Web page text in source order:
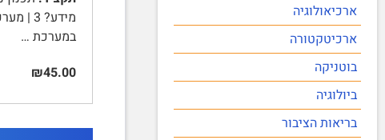
ארכיאולוגיה
ארכיטקטורה
בוטניקה
ביולוגיה
בריאות הציבור
במערכת …
₪45.00